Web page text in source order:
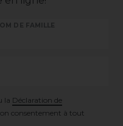
DE FAMILLE
la Déclaration de
consentement à tout